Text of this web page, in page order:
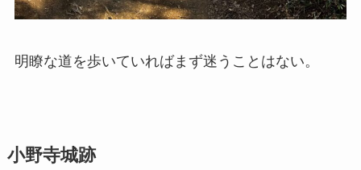
明瞭な道を歩いていればまず迷うことはない。
小野寺城跡